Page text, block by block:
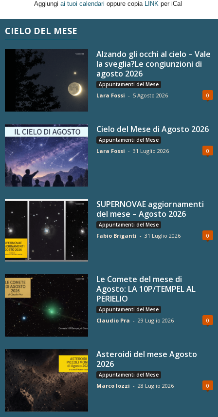
Aggiungi ai tuoi calendari oppure copia LINK per iCal
CIELO DEL MESE
Alzando gli occhi al cielo – Vale
la sveglia?Le congiunzioni di
agosto 2026
Appuntamenti del Mese
Lara Fossi - 5 Agosto 2026 0
Cielo del Mese di Agosto 2026
Appuntamenti del Mese
Lara Fossi - 31 Luglio 2026 0
SUPERNOVAE aggiornamenti
del mese – Agosto 2026
Appuntamenti del Mese
Fabio Briganti - 31 Luglio 2026 0
Le Comete del mese di
Agosto: LA 10P/TEMPEL AL
PERIELIO
Appuntamenti del Mese
Claudio Pra - 29 Luglio 2026 0
Asteroidi del mese Agosto
2026
Appuntamenti del Mese
Marco Iozzi - 28 Luglio 2026 0